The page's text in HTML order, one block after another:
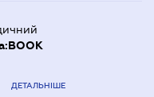
ДЕТАЛЬНІШЕ